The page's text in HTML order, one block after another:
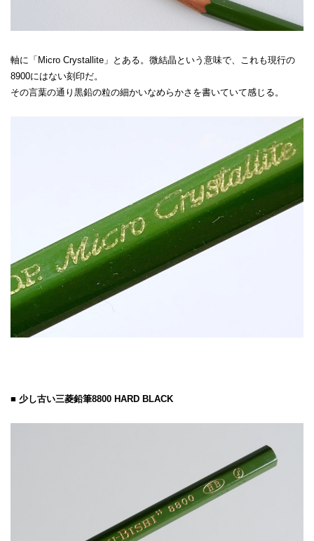
軸に「Micro Crystallite」とある。微結晶という意味で、これも現行の
8900にはない刻印だ。
その言葉の通り黒鉛の粒の細かいなめらかさを書いていて感じる。
■ 少し古い三菱鉛筆8800 HARD BLACK